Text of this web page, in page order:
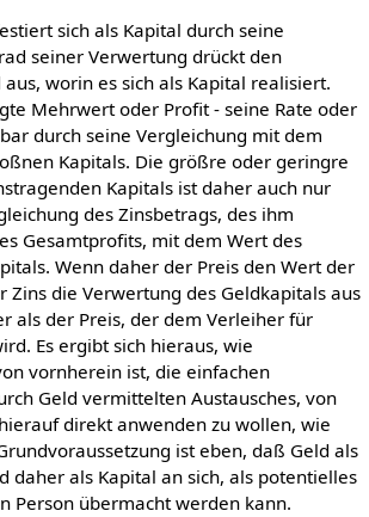
sich als Kapital durch seine
seiner Verwertung drückt den
worin es sich als Kapital realisiert.
Mehrwert oder Profit - seine Rate oder
durch seine Vergleichung mit dem
Kapitals. Die größre oder geringre
Kapitals ist daher auch nur
des Zinsbetrags, des ihm
Gesamtprofits, mit dem Wert des
Wenn daher der Preis den Wert der
Zins die Verwertung des Geldkapitals aus
als der Preis, der dem Verleiher für
Es ergibt sich hieraus, wie
vornherein ist, die einfachen
Geld vermittelten Austausches, von
direkt anwenden zu wollen, wie
ist eben, daß Geld als
daher als Kapital an sich, als potentielles
Person übermacht werden kann.